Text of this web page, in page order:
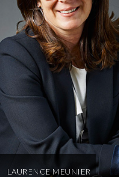
LAURENCE MEUNIER